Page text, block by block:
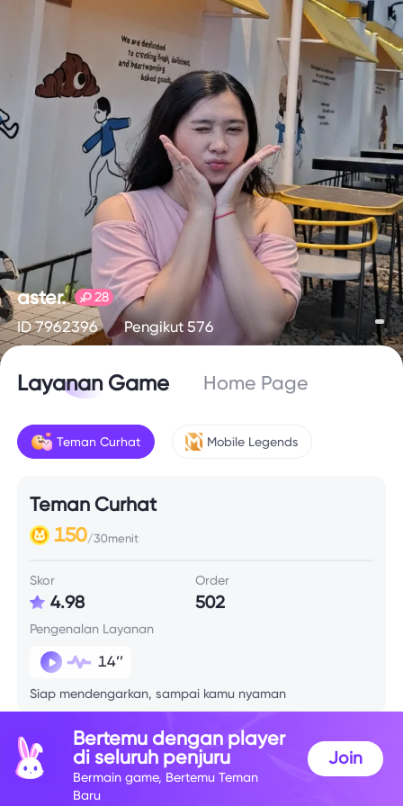
aster. 28
ID 7962396 Pengikut 576
Layanan Game Home Page
Teman Curhat Mobile Legends
Teman Curhat
150/30menit
Skor
4.98
Order
502
Pengenalan Layanan
14’’
Siap mendengarkan, sampai kamu nyaman
Bertemu dengan player
di seluruh penjuru
Bermain game, Bertemu Teman
Baru
Join